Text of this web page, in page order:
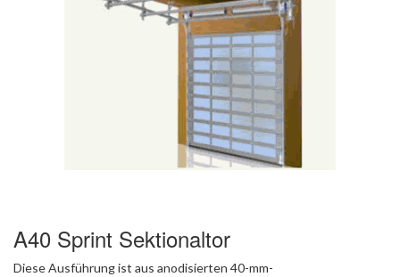
A40 Sprint Sektionaltor
Diese Ausführung ist aus anodisierten 40-mm-